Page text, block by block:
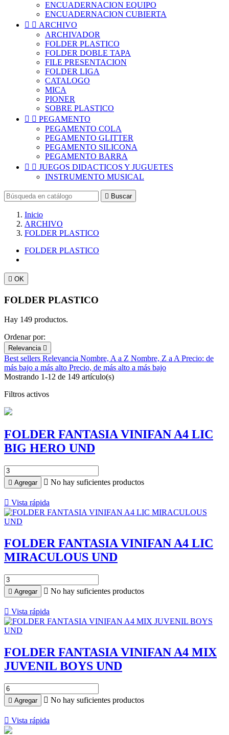
ENCUADERNACION EQUIPO
ENCUADERNACION CUBIERTA
  ARCHIVO
ARCHIVADOR
FOLDER PLASTICO
FOLDER DOBLE TAPA
FILE PRESENTACION
FOLDER LIGA
CATALOGO
MICA
PIONER
SOBRE PLASTICO
  PEGAMENTO
PEGAMENTO COLA
PEGAMENTO GLITTER
PEGAMENTO SILICONA
PEGAMENTO BARRA
  JUEGOS DIDACTICOS Y JUGUETES
INSTRUMENTO MUSICAL
 Buscar
Inicio
ARCHIVO
FOLDER PLASTICO
FOLDER PLASTICO
 OK
FOLDER PLASTICO
Hay 149 productos.
Ordenar por:
Relevancia 
Best sellers Relevancia Nombre, A a Z Nombre, Z a APrecio: de
más bajo a más alto Precio, de más alto a más bajo
Mostrando 1-12 de 149 artículo(s)
Filtros activos
FOLDER FANTASIA VINIFAN A4 LIC
BIG HERO UND
 Agregar  No hay suficientes productos
 Vista rápida
FOLDER FANTASIA VINIFAN A4 LIC
MIRACULOUS UND
 Agregar  No hay suficientes productos
 Vista rápida
FOLDER FANTASIA VINIFAN A4 MIX
JUVENIL BOYS UND
 Agregar  No hay suficientes productos
 Vista rápida